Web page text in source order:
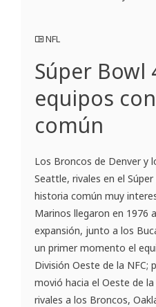
NFL
Súper Bowl
equipos
común
Los Broncos de Denver y
Seattle, rivales en el
historia común muy
Marinos llegaron en 1976
expansión, junto a los
un primer momento el
División Oeste de la NFC;
movió hacia el Oeste de
rivales a los Broncos,